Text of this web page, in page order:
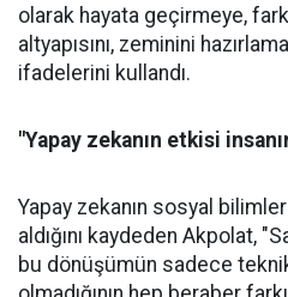
olarak hayata geçirmeye,
altyapısını, zeminini
ifadelerini kullandı.
"Yapay zekanın etkisi
Yapay zekanın sosyal
aldığını kaydeden Akpolat,
bu dönüşümün sadece teknik